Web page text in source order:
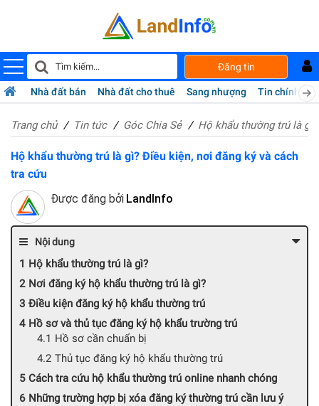
Đăng tin
Nhà đất bán Nhà đất cho thuê Sang nhượng Tin chính chủ
Trang chủ Tin tức Góc Chia Sẻ Hộ khẩu thường trú là
Hộ khẩu thường trú là gì? Điều kiện, nơi đăng ký và cách
tra cứu
Được đăng bởi LandInfo
Nội dung
Hộ khẩu thường trú là gì?
Nơi đăng ký hộ khẩu thường trú là gì?
Điều kiện đăng ký hộ khẩu thường trú
Hồ sơ và thủ tục đăng ký hộ khẩu trường trú
Hồ sơ cần chuẩn bị
Thủ tục đăng ký hộ khẩu thường trú
Cách tra cứu hộ khẩu thường trú online nhanh chóng
Những trường hợp bị xóa đăng ký thường trú cần lưu ý